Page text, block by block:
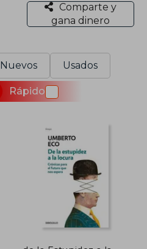
Comparte y
gana dinero
Nuevos Usados
Rápido